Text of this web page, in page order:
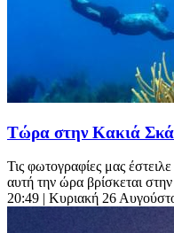
Τώρα στην Κακιά
Τις φωτογραφίες μας
αυτή την ώρα βρίσκεται
20:49 | Κυριακή 26